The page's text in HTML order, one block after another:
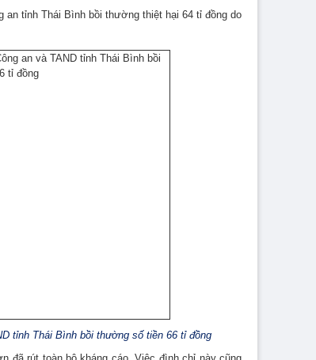
an tỉnh Thái Bình bồi thường thiệt hại 64 tỉ đồng do
tỉnh Thái Bình bồi thường số tiền 66 tỉ đồng